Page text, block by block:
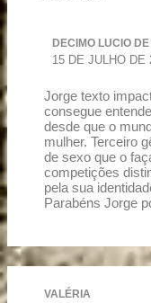
DECIMO LUCIO
15 DE JULHO DE
Jorge texto
consegue
desde que o
mulher. Terceiro
de sexo que o
competições
pela sua
Parabéns Jorge
VALÉRIA